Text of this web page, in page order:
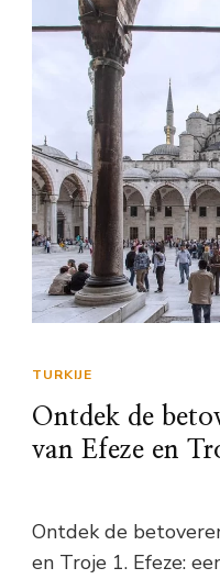
TURKIJE
Ontdek de
van Efeze en
Ontdek de
en Troje 1. Efeze: